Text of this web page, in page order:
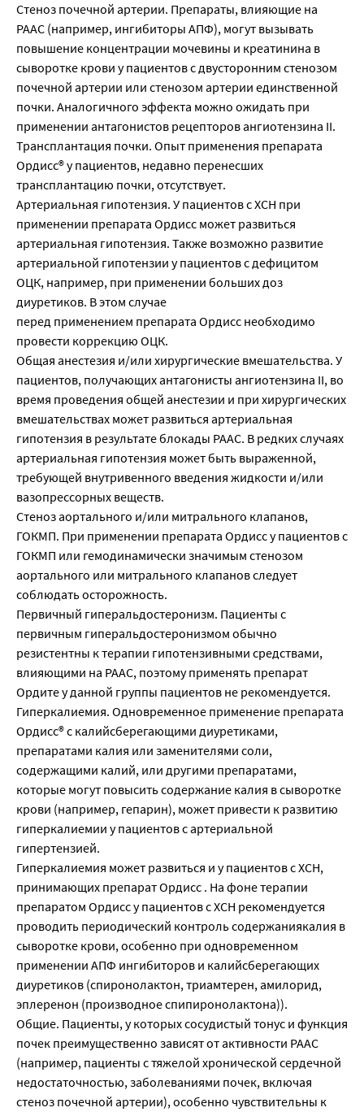
Стеноз почечной артерии. Препараты, влияющие на
РААС (например, ингибиторы АПФ), могут вызывать
повышение концентрации мочевины и креатинина в
сыворотке крови у пациентов с двусторонним стенозом
почечной артерии или стенозом артерии единственной
почки. Аналогичного эффекта можно ожидать при
применении антагонистов рецепторов ангиотензина II.
Трансплантация почки. Опыт применения препарата
Ордисс® у пациентов, недавно перенесших
трансплантацию почки, отсутствует.
Артериальная гипотензия. У пациентов с ХСН при
применении препарата Ордисс может развиться
артериальная гипотензия. Также возможно развитие
артериальной гипотензии у пациентов с дефицитом
ОЦК, например, при применении больших доз
диуретиков. В этом случае
перед применением препарата Ордисс необходимо
провести коррекцию ОЦК.
Общая анестезия и/или хирургические вмешательства. У
пациентов, получающих антагонисты ангиотензина II, во
время проведения общей анестезии и при хирургических
вмешательствах может развиться артериальная
гипотензия в результате блокады РААС. В редких случаях
артериальная гипотензия может быть выраженной,
требующей внутривенного введения жидкости и/или
вазопрессорных веществ.
Стеноз аортального и/или митрального клапанов,
ГОКМП. При применении препарата Ордисс у пациентов с
ГОКМП или гемодинамически значимым стенозом
аортального или митрального клапанов следует
соблюдать осторожность.
Первичный гиперальдостеронизм. Пациенты с
первичным гиперальдостеронизмом обычно
резистентны к терапии гипотензивными средствами,
влияющими на РААС, поэтому применять препарат
Ордите у данной группы пациентов не рекомендуется.
Гиперкалиемия. Одновременное применение препарата
Ордисс® с калийсберегающими диуретиками,
препаратами калия или заменителями соли,
содержащими калий, или другими препаратами,
которые могут повысить содержание калия в сыворотке
крови (например, гепарин), может привести к развитию
гиперкалиемии у пациентов с артериальной
гипертензией.
Гиперкалиемия может развиться и у пациентов с ХСН,
принимающих препарат Ордисс . На фоне терапии
препаратом Ордисс у пациентов с ХСН рекомендуется
проводить периодический контроль содержаниякалия в
сыворотке крови, особенно при одновременном
применении АПФ ингибиторов и калийсберегающих
диуретиков (спиронолактон, триамтерен, амилорид,
эплеренон (производное спипиронолактона)).
Общие. Пациенты, у которых сосудистый тонус и функция
почек преимущественно зависят от активности РААС
(например, пациенты с тяжелой хронической сердечной
недостаточностью, заболеваниями почек, включая
стеноз почечной артерии), особенно чувствительны к